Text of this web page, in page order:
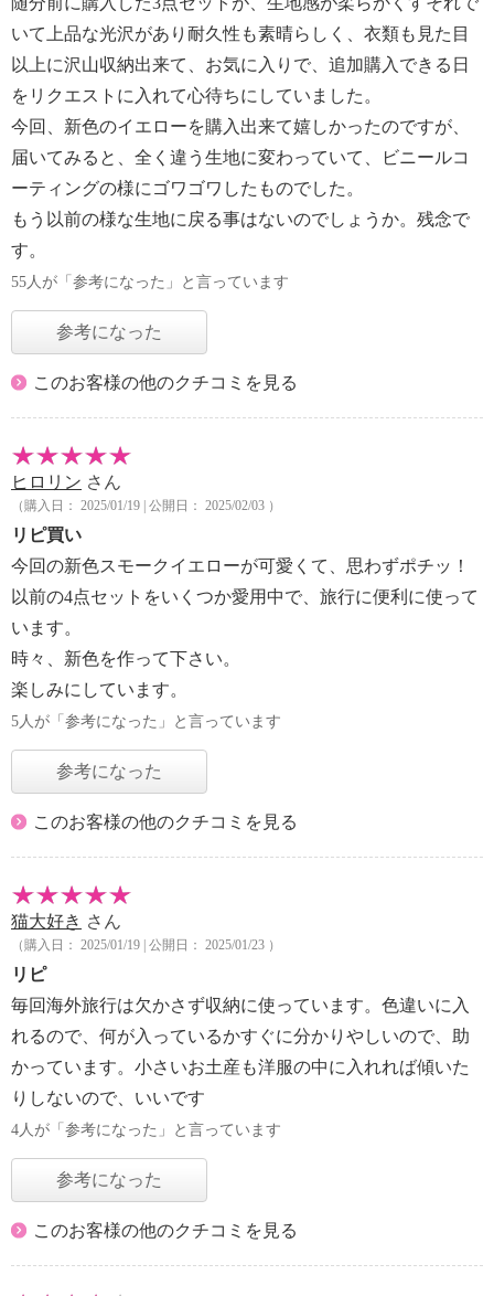
いて上品な光沢があり耐久性も素晴らしく、衣類も見た目
以上に沢山収納出来て、お気に入りで、追加購入できる日
をリクエストに入れて心待ちにしていました。
今回、新色のイエローを購入出来て嬉しかったのですが、
届いてみると、全く違う生地に変わっていて、ビニールコ
ーティングの様にゴワゴワしたものでした。
もう以前の様な生地に戻る事はないのでしょうか。残念で
す。
55人が「参考になった」と言っています
参考になった
このお客様の他のクチコミを見る
ヒロリン さん
（購入日： 2025/01/19 | 公開日： 2025/02/03 ）
リピ買い
今回の新色スモークイエローが可愛くて、思わずポチッ！
以前の4点セットをいくつか愛用中で、旅行に便利に使って
います。
時々、新色を作って下さい。
楽しみにしています。
5人が「参考になった」と言っています
参考になった
このお客様の他のクチコミを見る
猫大好き さん
（購入日： 2025/01/19 | 公開日： 2025/01/23 ）
リピ
毎回海外旅行は欠かさず収納に使っています。色違いに入
れるので、何が入っているかすぐに分かりやしいので、助
かっています。小さいお土産も洋服の中に入れれば傾いた
りしないので、いいです
4人が「参考になった」と言っています
参考になった
このお客様の他のクチコミを見る